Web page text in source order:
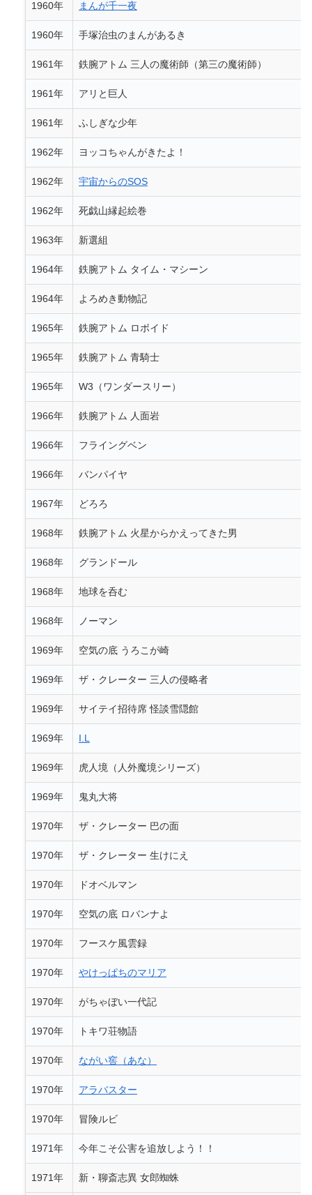
1960年 まんが千一夜
1960年 手塚治虫のまんがあるき
1961年 鉄腕アトム 三人の魔術師（第三の魔術師）
1961年 アリと巨人
1961年 ふしぎな少年
1962年 ヨッコちゃんがきたよ！
1962年 宇宙からのSOS
1962年 死戯山縁起絵巻
1963年 新選組
1964年 鉄腕アトム タイム・マシーン
1964年 よろめき動物記
1965年 鉄腕アトム ロボイド
1965年 鉄腕アトム 青騎士
1965年 W3（ワンダースリー）
1966年 鉄腕アトム 人面岩
1966年 フライングベン
1966年 バンパイヤ
1967年 どろろ
1968年 鉄腕アトム 火星からかえってきた男
1968年 グランドール
1968年 地球を呑む
1968年 ノーマン
1969年 空気の底 うろこが崎
1969年 ザ・クレーター 三人の侵略者
1969年 サイテイ招待席 怪談雪隠館
1969年 I.L
1969年 虎人境（人外魔境シリーズ）
1969年 鬼丸大将
1970年 ザ・クレーター 巴の面
1970年 ザ・クレーター 生けにえ
1970年 ドオベルマン
1970年 空気の底 ロバンナよ
1970年 フースケ風雲録
1970年 やけっぱちのマリア
1970年 がちゃぼい一代記
1970年 トキワ荘物語
1970年 ながい窖（あな）
1970年 アラバスター
1970年 冒険ルビ
1971年 今年こそ公害を追放しよう！！
1971年 新・聊斎志異 女郎蜘蛛